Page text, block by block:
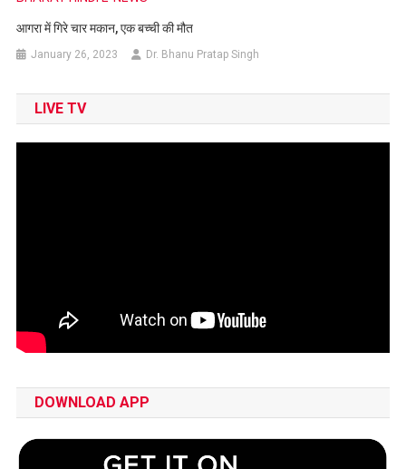
आगरा में गिरे चार मकान, एक बच्ची की मौत
January 26, 2023 Dr. Bhanu Pratap Singh
LIVE TV
DOWNLOAD APP